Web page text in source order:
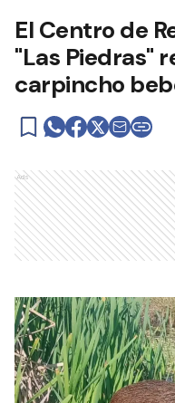
El Centro de
"Las Piedras"
carpincho
Ads